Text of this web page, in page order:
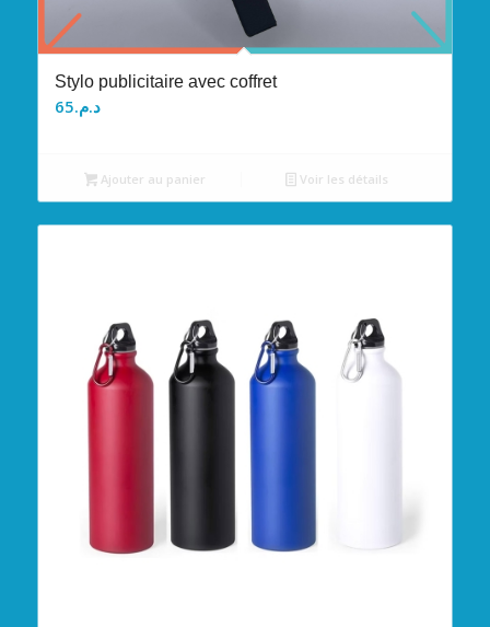
Stylo publicitaire avec coffret
د.م.65
Ajouter au panier Voir les détails